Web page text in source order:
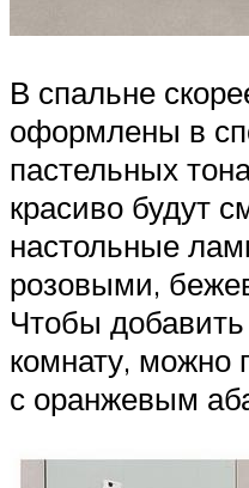
В спальне
оформлены в
пастельных
красиво будут
настольные
розовыми,
Чтобы
комнату, можно
с оранжевым